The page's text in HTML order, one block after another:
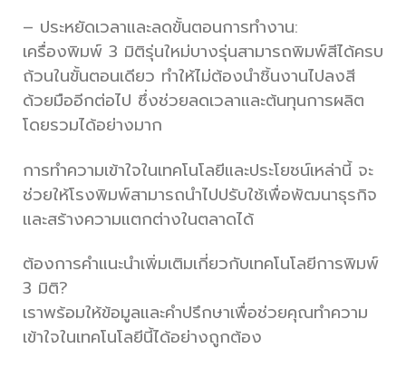
– ประหยัดเวลาและลดขั้นตอนการทำงาน:
เครื่องพิมพ์ 3 มิติรุ่นใหม่บางรุ่นสามารถพิมพ์สีได้ครบ
ถ้วนในขั้นตอนเดียว ทำให้ไม่ต้องนำชิ้นงานไปลงสี
ด้วยมืออีกต่อไป ซึ่งช่วยลดเวลาและต้นทุนการผลิต
โดยรวมได้อย่างมาก
การทำความเข้าใจในเทคโนโลยีและประโยชน์เหล่านี้ จะ
ช่วยให้โรงพิมพ์สามารถนำไปปรับใช้เพื่อพัฒนาธุรกิจ
และสร้างความแตกต่างในตลาดได้
ต้องการคำแนะนำเพิ่มเติมเกี่ยวกับเทคโนโลยีการพิมพ์
3 มิติ?
เราพร้อมให้ข้อมูลและคำปรึกษาเพื่อช่วยคุณทำความ
เข้าใจในเทคโนโลยีนี้ได้อย่างถูกต้อง